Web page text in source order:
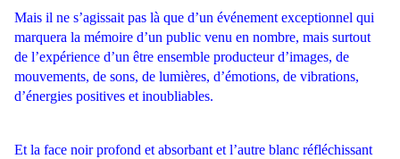
Mais il ne s’agissait pas là que d’un événement exceptionnel qui
marquera la mémoire d’un public venu en nombre, mais surtout
de l’expérience d’un être ensemble producteur d’images, de
mouvements, de sons, de lumières, d’émotions, de vibrations,
d’énergies positives et inoubliables.
Et la face noir profond et absorbant et l’autre blanc réfléchissant